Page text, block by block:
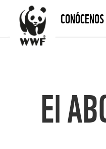
CONÓCENOS
El